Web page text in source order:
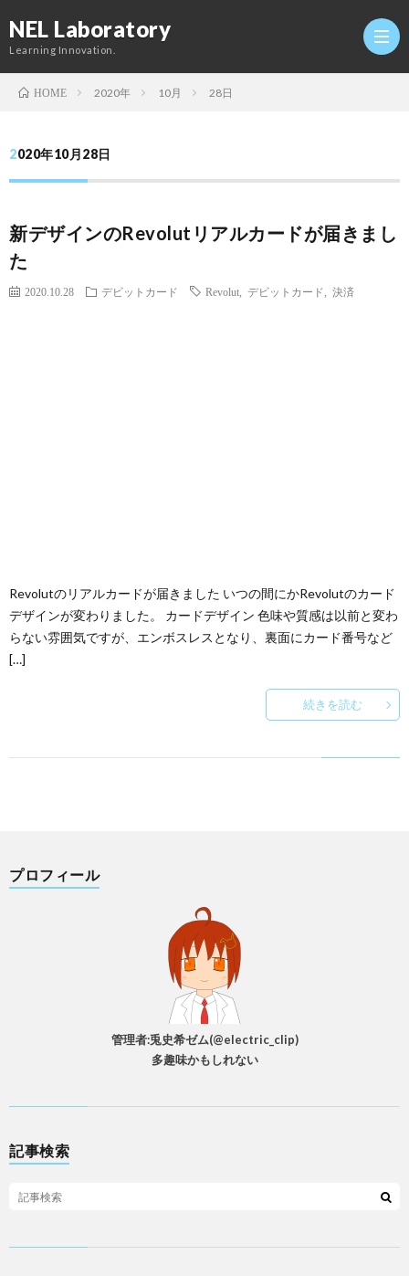
NEL Laboratory
Learning Innovation.
研
究
HOME 2020年 10月 28日
2020年10月28日
新デザインのRevolutリアルカードが届きまし
た
2020.10.28 デビットカード Revolut デビットカード 決済
Revolutのリアルカードが届きました いつの間にかRevolutのカード
デザインが変わりました。 カードデザイン 色味や質感は以前と変わ
らない雰囲気ですが、エンボスレスとなり、裏面にカード番号など
[…]
続きを読む
プロフィール
管理者:兎史希ゼム(@electric_clip)
多趣味かもしれない
記事検索